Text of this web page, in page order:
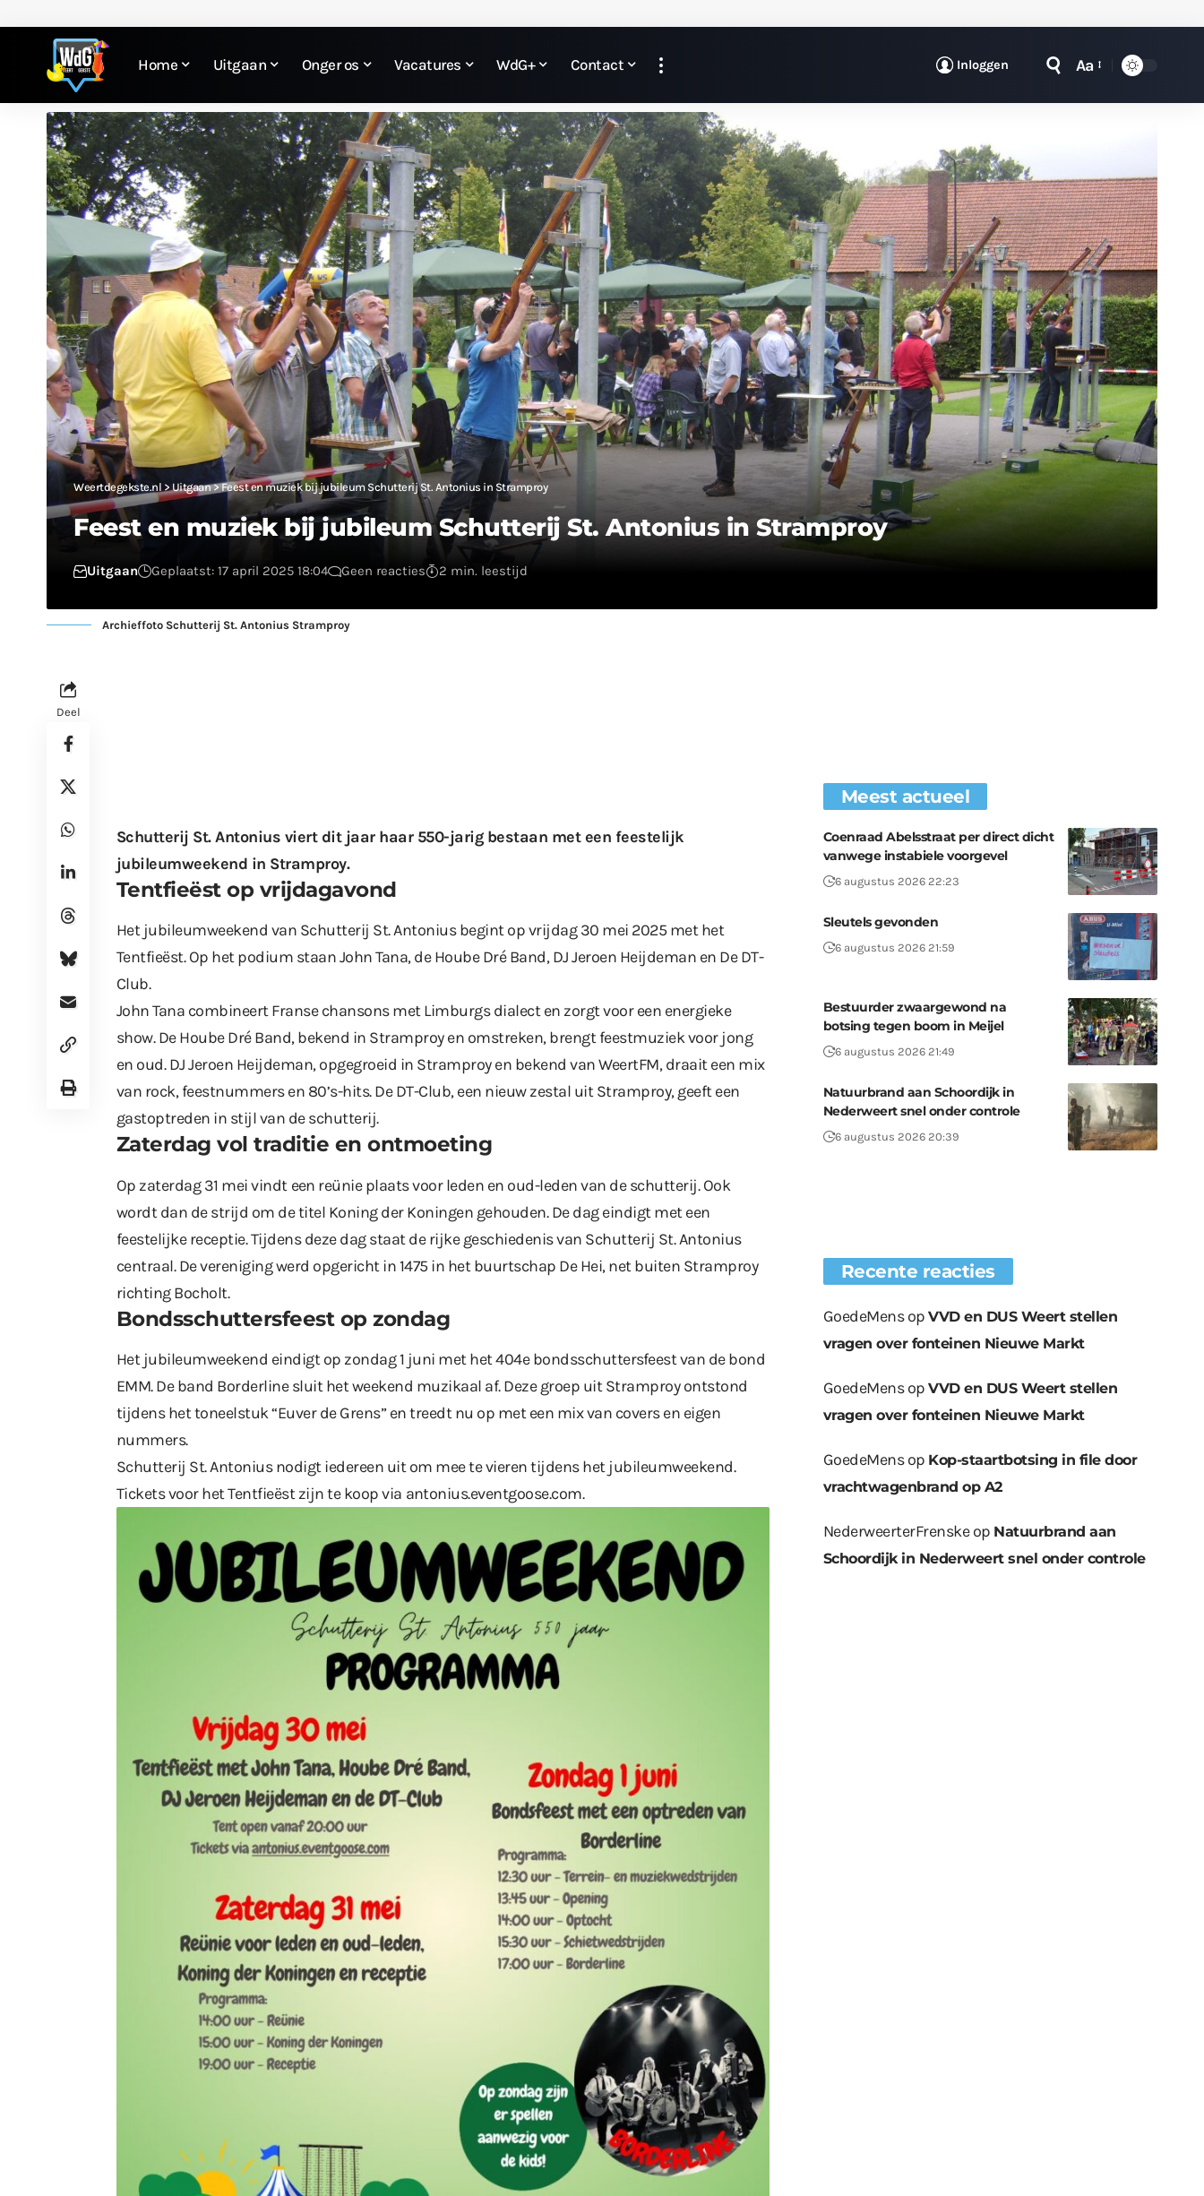
Home Uitgaan Onger os Vacatures WdG+ Contact Inloggen Aa
Weertdegekste.nl>Uitgaan>Feest en muziek bij jubileum Schutterij St. Antonius in Stramproy
Feest en muziek bij jubileum Schutterij St. Antonius in Stramproy
Uitgaan Geplaatst: 17 april 2025 18:04 Geen reacties 2 min. leestijd
Archieffoto Schutterij St. Antonius Stramproy
Deel
Schutterij St. Antonius viert dit jaar haar 550-jarig bestaan met een feestelijk
jubileumweekend in Stramproy.
Tentfieëst op vrijdagavond
Het jubileumweekend van Schutterij St. Antonius begint op vrijdag 30 mei 2025 met het
Tentfieëst. Op het podium staan John Tana, de Hoube Dré Band, DJ Jeroen Heijdeman en De DT-
Club.
John Tana combineert Franse chansons met Limburgs dialect en zorgt voor een energieke
show. De Hoube Dré Band, bekend in Stramproy en omstreken, brengt feestmuziek voor jong
en oud. DJ Jeroen Heijdeman, opgegroeid in Stramproy en bekend van WeertFM, draait een mix
van rock, feestnummers en 80’s-hits. De DT-Club, een nieuw zestal uit Stramproy, geeft een
gastoptreden in stijl van de schutterij.
Zaterdag vol traditie en ontmoeting
Op zaterdag 31 mei vindt een reünieplaats voor leden en oud-leden van de schutterij. Ook
wordt dan de strijd om de titel Koning der Koningen gehouden. De dag eindigt met een
feestelijke receptie. Tijdens deze dag staat de rijke geschiedenis van Schutterij St. Antonius
centraal. De vereniging werd opgericht in 1475 in het buurtschap De Hei, net buiten Stramproy
richting Bocholt.
Bondsschuttersfeest op zondag
Het jubileumweekend eindigt op zondag 1 juni met het 404e bondsschuttersfeest van de bond
EMM. De band Borderline sluit het weekend muzikaal af. Deze groep uit Stramproy ontstond
tijdens het toneelstuk “Euver de Grens” en treedt nu op met een mix van covers en eigen
nummers.
Schutterij St. Antonius nodigt iedereen uit om mee te vieren tijdens het jubileumweekend.
Tickets voor het Tentfieëst zijn te koop via antonius.eventgoose.com.
Meest actueel
Coenraad Abelsstraat per direct dicht
vanwege instabiele voorgevel
6 augustus 2026 22:23
Sleutels gevonden
6 augustus 2026 21:59
Bestuurder zwaargewond na
botsing tegen boom in Meijel
6 augustus 2026 21:49
Natuurbrand aan Schoordijk in
Nederweert snel onder controle
6 augustus 2026 20:39
Recente reacties
GoedeMensopVVD en DUS Weert stellen
vragen over fonteinen Nieuwe Markt
GoedeMensopVVD en DUS Weert stellen
vragen over fonteinen Nieuwe Markt
GoedeMensop Kop-staartbotsing in file door
vrachtwagenbrand op A2
NederweerterFrenskeop Natuurbrand aan
Schoordijk in Nederweert snel onder controle